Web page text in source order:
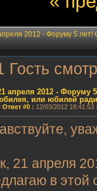
2012 - Форуму 5
апреля 2012 - Форуму
или юбилей
Ответ #0: 12/03/2012 18:41:53
21 апреля
в этой